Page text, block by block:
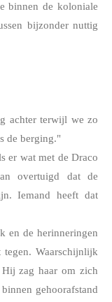
binnen de koloniale
bijzonder nuttig
achter terwijl we zo
de berging."
er wat met de Draco
overtuigd dat de
Iemand heeft dat
en de herinneringen
Waarschijnlijk
zag haar om zich
gehoorafstand